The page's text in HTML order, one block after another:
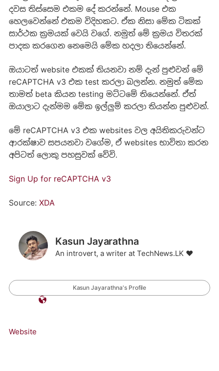
දවස තිස්සෙම එකම දේ කරන්නේ. Mouse එක
හෙලවෙන්නේ එකම විදිහකට. ඒක නිසා මේක ටිකක්
සාර්ථක ක්‍රමයක් වෙයි වගේ. නමුත් මේ ක්‍රමය විතරක්
පාදක කරගෙන නෙමෙයි මේක හදලා තියෙන්නේ.‍
ඔයාටත් website එකක් තියනවා නම් දැන් පුළුවන් මේ
reCAPTCHA v3 එක test කරලා බලන්න. නමුත් මේක
තාමත් beta කියන testing මට්ටමේ තියෙන්නේ. ඒත්
ඔයාලාට දැන්මම මේක ඉල්ලුම් කරලා තියන්න පුළුවන්.
මේ reCAPTCHA v3 එක websites වල අයිතිකරුවන්ට
ආරක්ෂාව සපයනවා වගේම, ඒ websites භාවිතා කරන
අපිටත් ලොකු පහසුවක් වේවි.
Sign Up for reCAPTCHA v3
Source: XDA
Kasun Jayarathna
An introvert, a writer at TechNews.LK ❤️
Kasun Jayarathna's Profile
Website